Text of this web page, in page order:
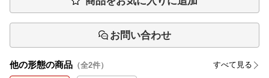
お問い合わせ
他の形態の商品 （全2件） すべて見る